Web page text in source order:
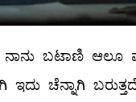
ಬಟಾಣಿ ಆಲೂ
ಚೆನ್ನಾಗಿ